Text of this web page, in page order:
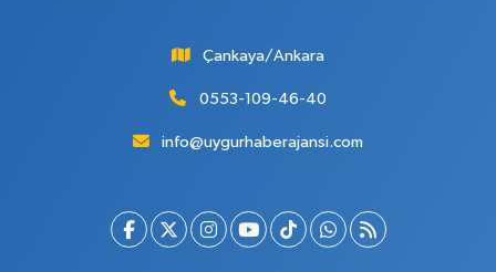
Çankaya/Ankara
0553-109-46-40
info@uygurhaberajansi.com